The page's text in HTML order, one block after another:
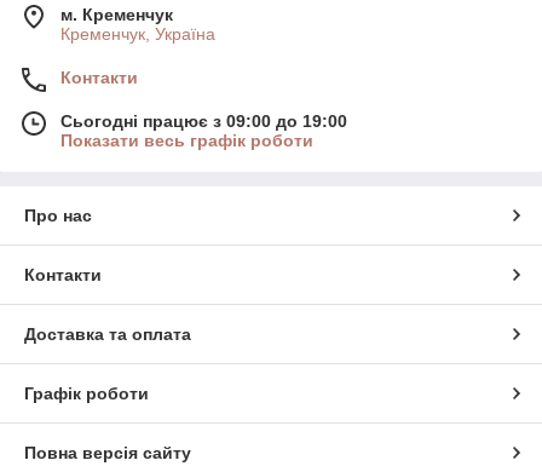
м. Кременчук
Кременчук, Україна
Контакти
Сьогодні працює з 09:00 до 19:00
Показати весь графік роботи
Про нас
Контакти
Доставка та оплата
Графік роботи
Повна версія сайту